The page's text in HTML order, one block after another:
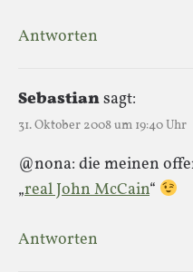
Antworten
Sebastiansagt:
31. Oktober 2008 um 19:40 Uhr
@nona: die meinen
„real John McCain“
Antworten